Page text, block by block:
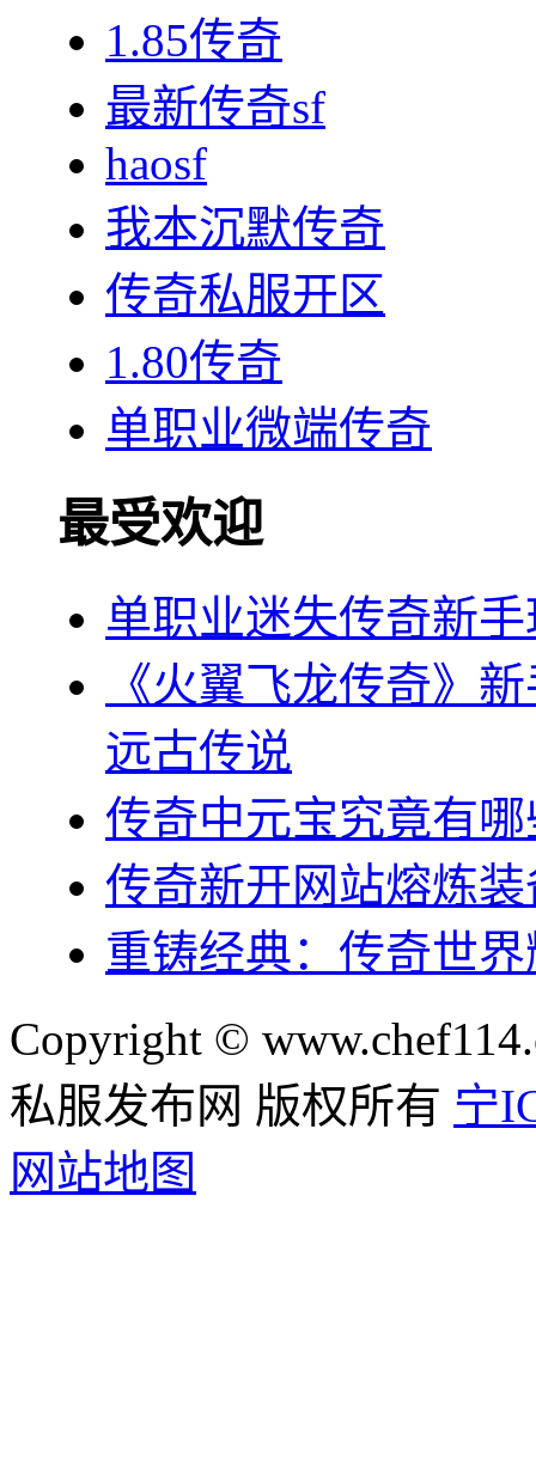
1.85传奇
最新传奇sf
haosf
我本沉默传奇
传奇私服开区
1.80传奇
单职业微端传奇
最受欢迎
单职业迷失传奇新
《火翼飞龙传奇》
远古传说
传奇中元宝究竟有
传奇新开网站熔炼
重铸经典：传奇世
Copyright ©
私服发布网 版权所有 宁
网站地图